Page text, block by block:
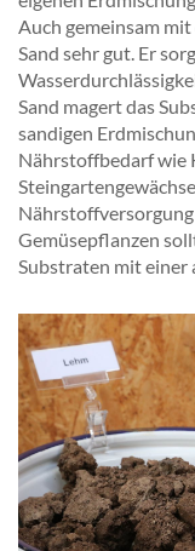
Auch gemeinsam
Sand sehr gut. Er
Sand magert das
sandigen
Nährstoffbedarf wie
Gemüsepflanzen
Substraten mit einer